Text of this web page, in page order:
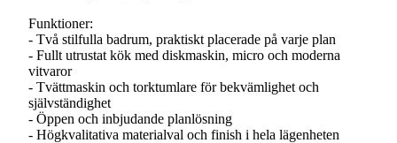
Funktioner:
- Två stilfulla badrum, praktiskt placerade på varje plan
- Fullt utrustat kök med diskmaskin, micro och moderna
vitvaror
- Tvättmaskin och torktumlare för bekvämlighet och
självständighet
- Öppen och inbjudande planlösning
- Högkvalitativa materialval och finish i hela lägenheten